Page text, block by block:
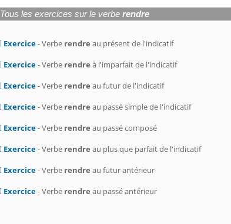
Tous les exercices sur le verberendre
Exercice- Verbe rendre au présent de l'indicatif
Exercice- Verbe rendre à l'imparfait de l'indicatif
Exercice- Verbe rendre au futur de l'indicatif
Exercice- Verbe rendre au passé simple de l'indicatif
Exercice- Verbe rendre au passé composé
Exercice- Verbe rendre au plus que parfait de l'indicatif
Exercice- Verbe rendre au futur antérieur
Exercice- Verbe rendre au passé antérieur